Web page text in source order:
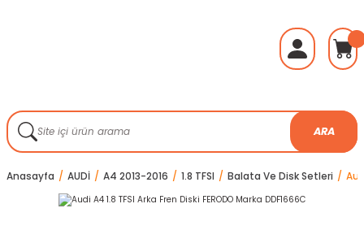
ARA
Anasayfa AUDİ A4 2013-2016 1.8 TFSI Balata Ve Disk Setleri